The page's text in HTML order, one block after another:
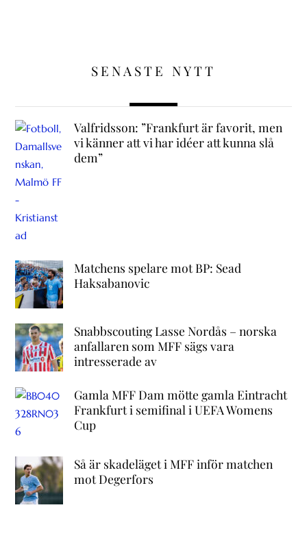
SENASTE NYTT
Valfridsson: ”Frankfurt är favorit, men
vi känner att vi har idéer att kunna slå
dem”
Matchens spelare mot BP: Sead
Haksabanovic
Snabbscouting Lasse Nordås – norska
anfallaren som MFF sägs vara
intresserade av
Gamla MFF Dam mötte gamla Eintracht
Frankfurt i semifinal i UEFA Womens
Cup
Så är skadeläget i MFF inför matchen
mot Degerfors